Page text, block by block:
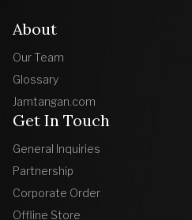
About
Our Team
Glossary
Jamtangan.com
Get In Touch
General Inquiries
Partnership
Corporate Order
Offline Store